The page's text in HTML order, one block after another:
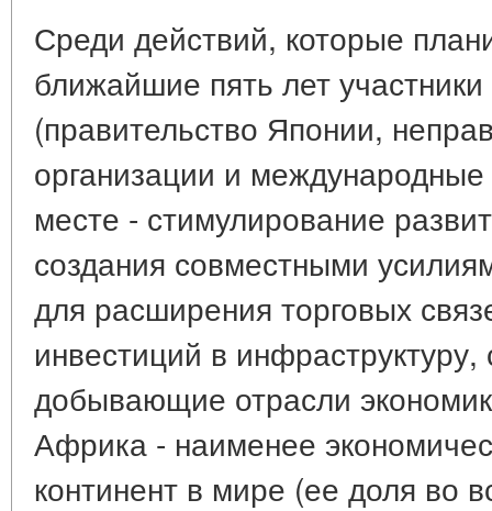
Среди действий, которые
ближайшие пять лет
(правительство Японии,
организации и
месте - стимулирование
создания совместными
для расширения торговых
инвестиций в инфраструктуру,
добывающие отрасли
Африка - наименее
континент в мире (ее доля во